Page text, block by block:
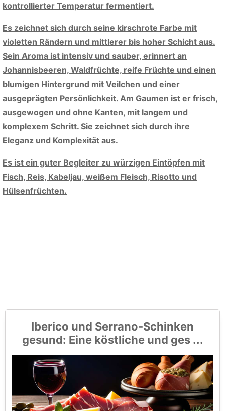
kontrollierter Temperatur fermentiert.
Es zeichnet sich durch seine kirschrote Farbe mit
violetten Rändern und mittlerer bis hoher Schicht aus.
Sein Aroma ist intensiv und sauber, erinnert an
Johannisbeeren, Waldfrüchte, reife Früchte und einen
blumigen Hintergrund mit Veilchen und einer
ausgeprägten Persönlichkeit. Am Gaumen ist er frisch,
ausgewogen und ohne Kanten, mit langem und
komplexem Schritt. Sie zeichnet sich durch ihre
Eleganz und Komplexität aus.
Es ist ein guter Begleiter zu würzigen Eintöpfen mit
Fisch, Reis, Kabeljau, weißem Fleisch, Risotto und
Hülsenfrüchten.
Iberico und Serrano-Schinken
gesund: Eine köstliche und ges ...